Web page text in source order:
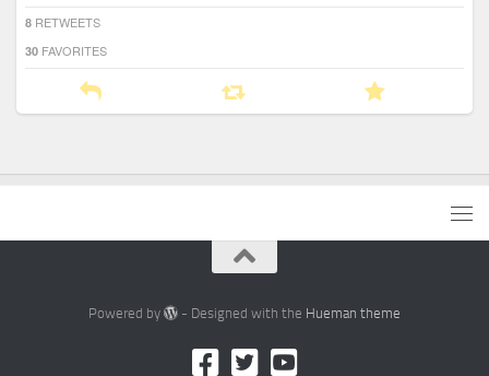
8 RETWEETS
30 FAVORITES
Powered by - Designed with the Hueman theme